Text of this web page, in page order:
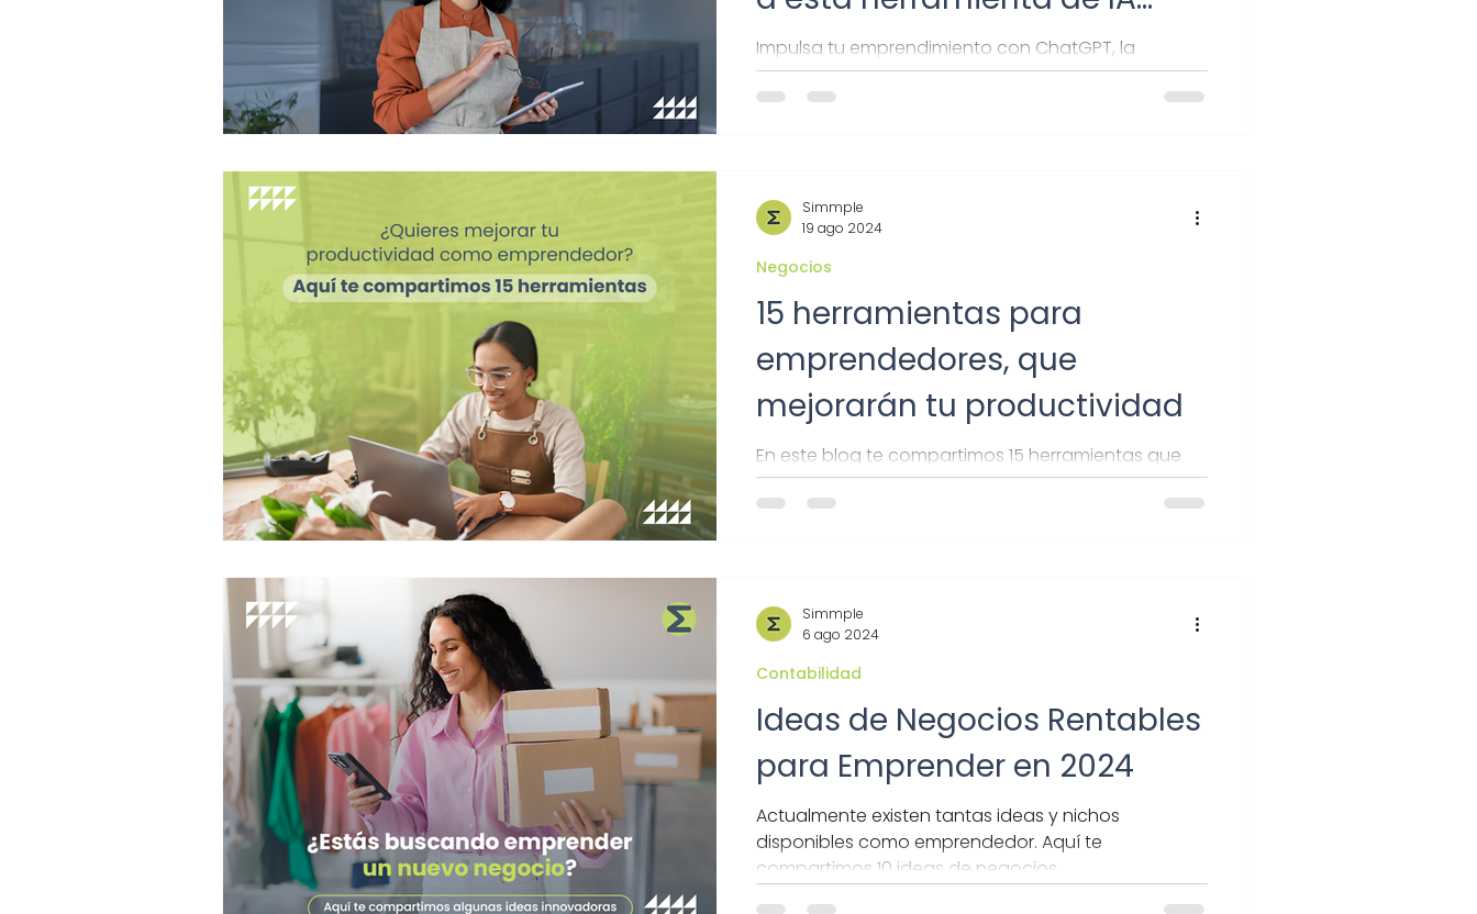
para tu emprendimiento
Impulsa tu emprendimiento con ChatGPT, la
herramienta de IA que ayudará a crecer tu negocio.
En este blog te enseñamos cómo hacerlo.
15 herramientas para
emprendedores, que
mejorarán tu productividad
En este blog te compartimos 15 herramientas que
como emprendedor harán que organizarte sea
más fácil y eficiente.
Negocios
Simmple
19 ago 2024
Ideas de Negocios Rentables
para Emprender en 2024
Actualmente existen tantas ideas y nichos
disponibles como emprendedor. Aquí te
compartimos 10 ideas de negocios.
Contabilidad
Simmple
6 ago 2024